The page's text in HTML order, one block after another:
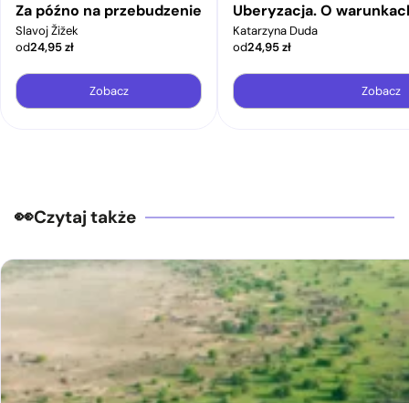
Za późno na przebudzenie
Slavoj Žižek
od24,95zł
Zobacz
Uberyzacja. O
Katarzyna Duda
od24,95zł
Zobacz
Czytaj także